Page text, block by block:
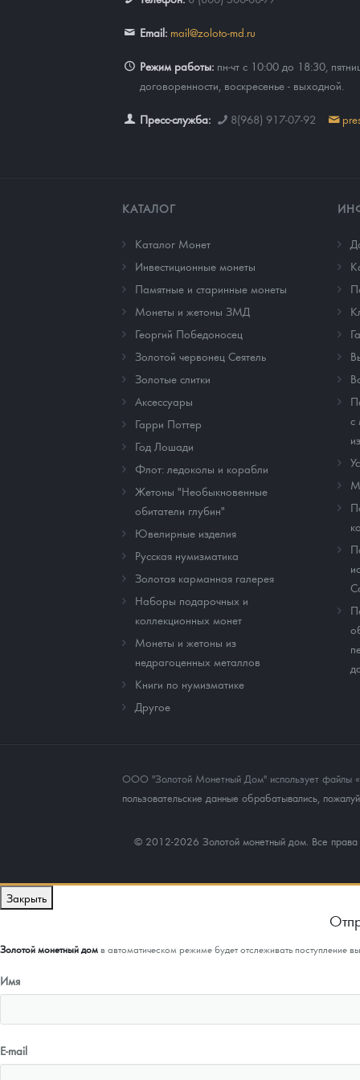
Email: mail@zoloto-md.ru
Режим работы: пн-чт с 10:00 до 18:30,
договоренности, воскресенье - выходной.
Пресс-служба: 8(968) 917-07-92
КАТАЛОГ
Каталог Монет
Инвестиционные монеты
Памятные и старинные монеты
Монеты и жетоны ЗМД
Георгий Победоносец
Золотой червонец Сеятель
Золотые слитки
Аксессуары
Гарри Поттер
Год Лошади
Флот: ледоколы и корабли
Жетоны "Необыкновенные
обитатели глубин"
Ювелирные изделия
Русская нумизматика
Золотая карманная галерея
Наборы подарочных и
коллекционных монет
Монеты и жетоны из
недрагоценных металлов
Книги по нумизматике
Другое
с
ООО "Золотой Монетный Дом" использует файлы
пользовательские данные обрабатывались,
© 2012-2026 Золотой монетный дом. Все
Закрыть
Золотой монетный домв автоматическом режиме будет отслеживать
Имя
E-mail